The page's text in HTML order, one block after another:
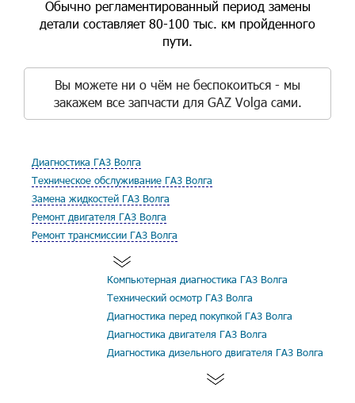
Обычно регламентированный период замены
детали составляет 80-100 тыс. км пройденного
пути.
Вы можете ни о чём не беспокоиться - мы
закажем все запчасти для GAZ Volga сами.
Диагностика ГАЗ Волга
Техническое обслуживание ГАЗ Волга
Замена жидкостей ГАЗ Волга
Ремонт двигателя ГАЗ Волга
Ремонт трансмиссии ГАЗ Волга
Компьютерная диагностика ГАЗ Волга
Технический осмотр ГАЗ Волга
Диагностика перед покупкой ГАЗ Волга
Диагностика двигателя ГАЗ Волга
Диагностика дизельного двигателя ГАЗ Волга